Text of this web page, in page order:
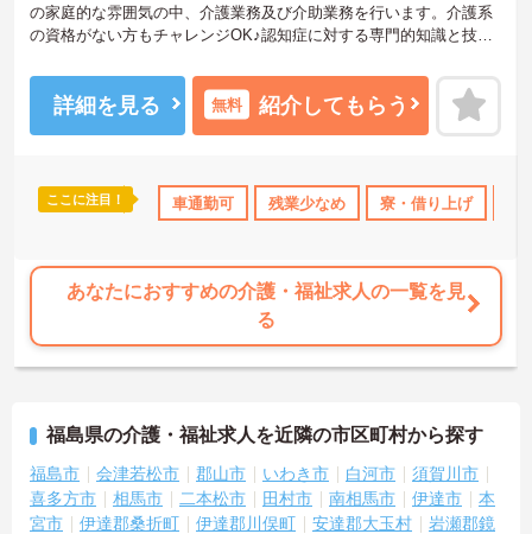
託児所・育児補助 日勤のみ 年間休日110日以上 産休･育休･介
の家庭的な雰囲気の中、介護業務及び介助業務を行います。介護系
の資格がない方もチャレンジOK♪認知症に対する専門的知識と技術
ポイントなど、さらに詳細をお話しいたしますのでお気軽にご相談
ください！
詳細を見る 無料 紹介してもらう
ここに注目！ 車通勤可 残業少なめ 寮・借り上げ
あなたにおすすめの介護・福祉求人の一覧を見
る
福島県の介護・福祉求人を近隣の市区町村から探す
福島市 会津若松市 郡山市 いわき市 白河市
須賀川市
喜多方市
相馬市 二本松市 田村市 南相馬市 伊達市
本
宮市
伊達郡桑折町 伊達郡川俣町 安達郡大玉村
岩瀬郡鏡